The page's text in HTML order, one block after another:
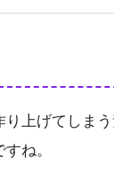
上げてしま
ね。